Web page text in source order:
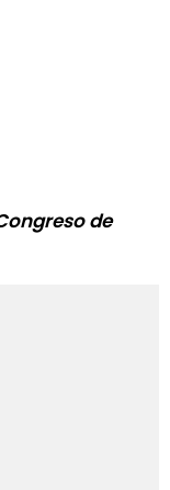
de